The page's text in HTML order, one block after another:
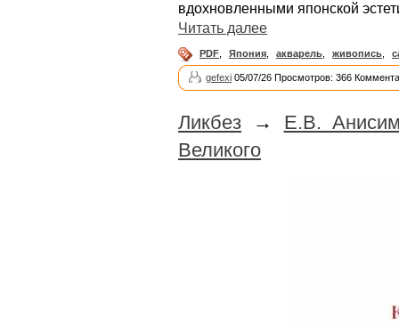
вдохновленными японской
Читать далее
PDF Япония акварель живопись
gefexi 05/07/26 Просмотров: 366
Ликбез → Е.В.
Великого